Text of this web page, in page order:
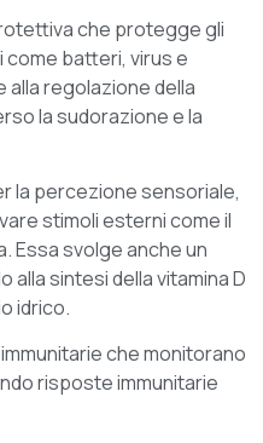
che protegge gli
batteri, virus e
regolazione della
la sudorazione e la
la percezione sensoriale,
stimoli esterni come il
Essa svolge anche un
sintesi della vitamina D
idrico.
che monitorano
risposte immunitarie